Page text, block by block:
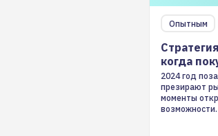
Опытным
когда
2024 год
презирают
моменты